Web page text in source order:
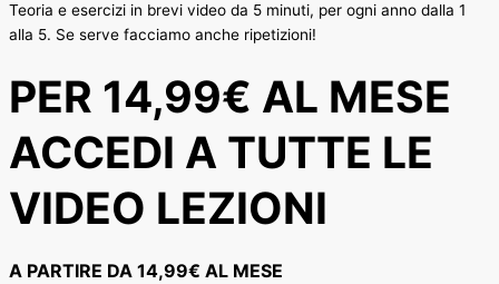
Teoria e esercizi in brevi video da 5 minuti, per ogni anno dalla 1
alla 5. Se serve facciamo anche ripetizioni!
PER 14,99€ AL MESE
ACCEDI A TUTTE LE
VIDEO LEZIONI
A PARTIRE DA 14,99€ AL MESE